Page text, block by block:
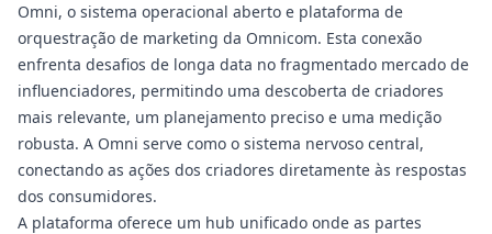
Omni, o sistema operacional aberto e plataforma de
orquestração de marketing da Omnicom. Esta conexão
enfrenta desafios de longa data no fragmentado mercado de
influenciadores, permitindo uma descoberta de criadores
mais relevante, um planejamento preciso e uma medição
robusta. A Omni serve como o sistema nervoso central,
conectando as ações dos criadores diretamente às respostas
dos consumidores.
A plataforma oferece um hub unificado onde as partes